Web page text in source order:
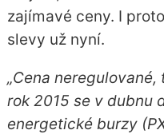
zajímavé ceny. I
slevy už nyní.
„Cena
rok 2015 se v dubnu
energetické burzy